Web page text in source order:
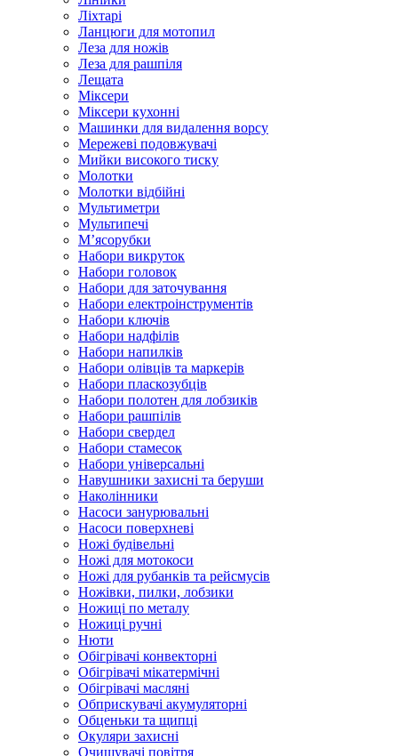
Ліхтарі
Ланцюги для мотопил
Леза для ножів
Леза для рашпіля
Лещата
Міксери
Міксери кухонні
Машинки для видалення ворсу
Мережеві подовжувачі
Мийки високого тиску
Молотки
Молотки відбійні
Мультиметри
Мультипечі
М’ясорубки
Набори викруток
Набори головок
Набори для заточування
Набори електроінструментів
Набори ключів
Набори надфілів
Набори напилків
Набори олівців та маркерів
Набори пласкозубців
Набори полотен для лобзиків
Набори рашпілів
Набори свердел
Набори стамесок
Набори універсальні
Навушники захисні та беруши
Наколінники
Насоси занурювальні
Насоси поверхневі
Ножі будівельні
Ножі для мотокоси
Ножі для рубанків та рейсмусів
Ножівки, пилки, лобзики
Ножиці по металу
Ножиці ручні
Нюти
Обігрівачі конвекторні
Обігрівачі мікатермічні
Обігрівачі масляні
Обприскувачі акумуляторні
Обценьки та щипці
Окуляри захисні
Очищувачі повітря